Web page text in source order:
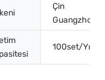
Çin
Guangzhou
100set/Yıl